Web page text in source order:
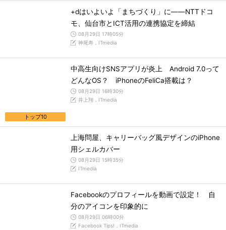
+dはいよいよ「まちづくり」に――NTTドコ
モ、仙台市とICT活用の連携協定を締結
08月29日 17時05分
神尾寿，ITmedia
トップ10
中高生向けSNSアプリが炎上 Android 7.0って
どんなOS？ iPhoneのFeliCa搭載は？
08月29日 16時30分
井上翔，ITmedia
上海問屋、キャリーバッグ風デザインのiPhone
用シェルカバー
08月29日 15時35分
ITmedia
Facebookのプロフィールを動画で設定！ 自
分のアイコンを印象的に
08月29日 06時00分
Facebook Tips!，ITmedia